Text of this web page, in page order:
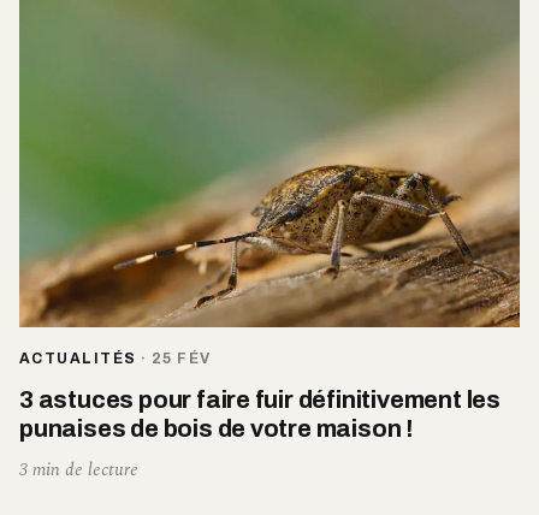
ACTUALITÉS · 25 FÉV
3 astuces pour faire fuir définitivement les
punaises de bois de votre maison !
3 min de lecture